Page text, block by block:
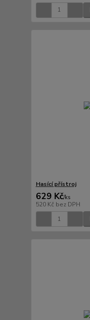
Hasící přístroj
629 Kč/ks
520 Kč bez DPH